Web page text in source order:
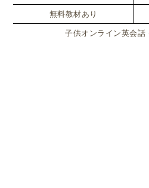
無料教材あり
子供オンライン英会話